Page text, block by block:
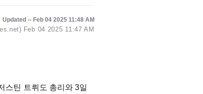
Updated -- Feb 04 2025 11:48 AM
Feb 04 2025 11:47 AM
스틴 트뤼도 총리와 3일